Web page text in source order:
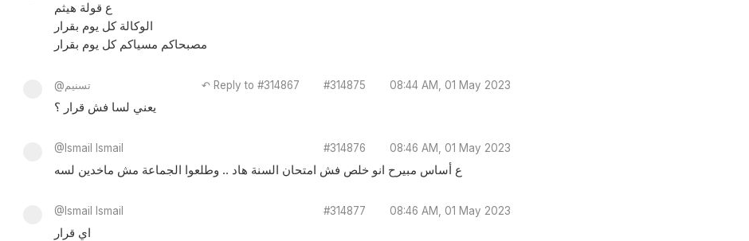
ع قولة هيثم
الوكالة كل يوم بقرار
مصبحاكم مسياكم كل يوم بقرار
@تسنيم ↶ Reply to #314867 #314875 08:44 AM, 01 May 2023
يعني لسا فش قرار ؟
@Ismail Ismail #314876 08:46 AM, 01 May 2023
ع أساس مبيرح انو خلص فش امتحان السنة هاد .. وطلعوا الجماعة مش ماخدين لسه
@Ismail Ismail #314877 08:46 AM, 01 May 2023
اي قرار